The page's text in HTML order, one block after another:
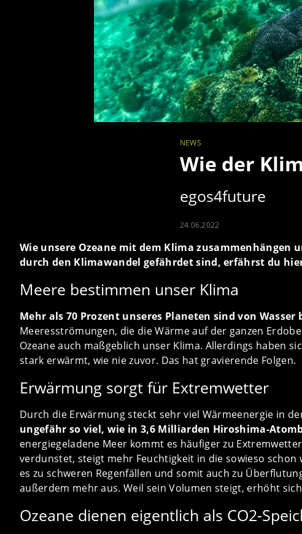
NEWS
Wie der
egos4future
24.06.2022
Wie unsere Ozeane mit dem Klima zusammenhängen
durch den Klimawandel gefährdet sind, erfährst du
Meere bestimmen unser Klima
Mehr als 70 Prozent unseres Planeten sind von Wasser
Meeresströmungen, die die Wärme auf der ganzen
Ozeane auch maßgeblich unser Klima. Allerdings haben
stark erwärmt, wie nie zuvor. Das hat gravierende Folgen.
Erwärmung sorgt für Extremwetter
Durch die Erwärmung steckt sehr viel Wärmeenergie in
ungefähr so viel, wie in 3,6 Milliarden Hiroshima-
energiegeladene Meer kommt es häufiger zu
verdunstet, steigt mehr Feuchtigkeit in die sowieso
es zu schweren Regenfällen und somit auch zu
außerdem mehr aus. Weil sein Volumen steigt, erhöht
Ozeane dienen eigentlich als CO2-